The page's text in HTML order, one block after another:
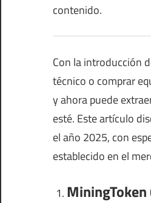
contenido.
Con la introducción
técnico o comprar
y ahora puede
esté. Este artículo
el año 2025, con
establecido en el
MiningToken